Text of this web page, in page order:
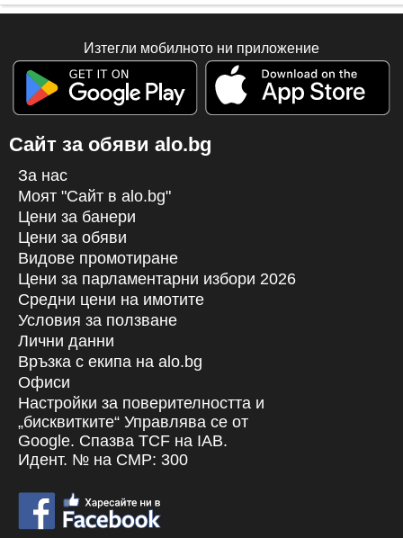
Изтегли мобилното ни приложение
Сайт за обяви alo.bg
За нас
Моят "Сайт в alo.bg"
Цени за банери
Цени за обяви
Видове промотиране
Цени за парламентарни избори 2026
Средни цени на имотите
Условия за ползване
Лични данни
Връзка с екипa на alo.bg
Офиси
Настройки за поверителността и
„бисквитките“ Управлява се от
Google. Спазва TCF на IAB.
Идент. № на CMP: 300